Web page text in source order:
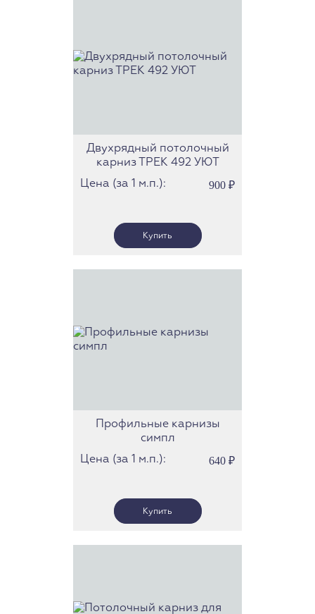
Двухрядный потолочный
карниз ТРЕК 492 УЮТ
Цена (за 1 м.п.):
900 ₽
Профильные карнизы
симпл
Цена (за 1 м.п.):
640 ₽